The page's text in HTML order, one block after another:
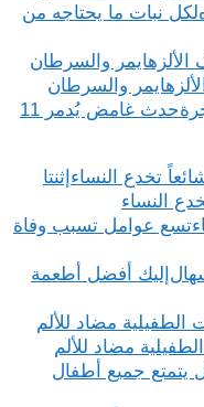
لكل نبات ما يحتاجه من
والسرطان
حدث غامض يُدمر 11
إثنتا
النساء
تسع عوامل تسبب وفاة
إليك أفضل أطعمة
مضاد للألم